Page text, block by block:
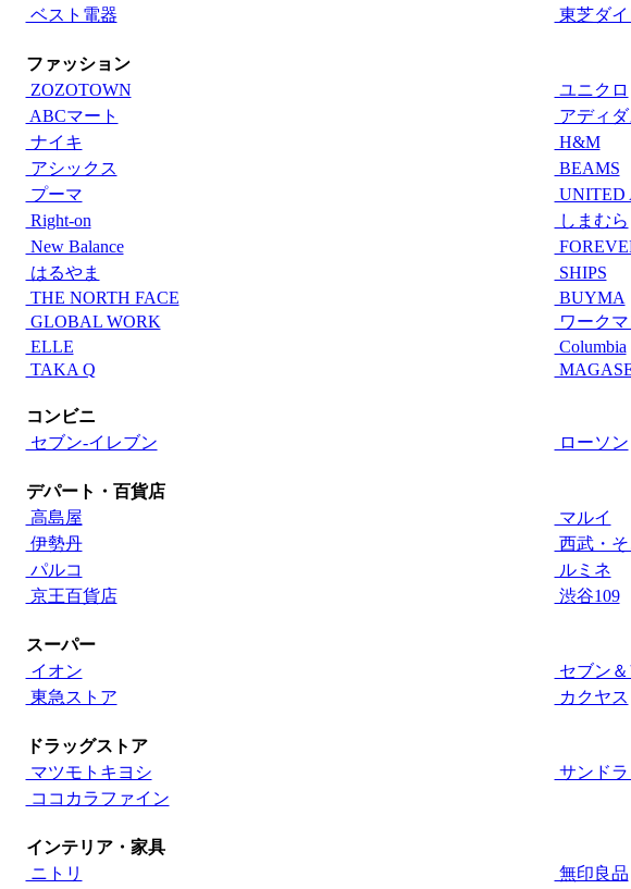
ベスト電器
東芝ダイ
ファッション
ZOZOTOWN
ユニクロ
ABCマート
アディダ
ナイキ
H&M
アシックス
BEAMS
プーマ
UNITED
Right-on
しまむら
New Balance
はるやま
SHIPS
THE NORTH FACE
BUYMA
GLOBAL WORK
ワーク
ELLE
Columbia
TAKA Q
コンビニ
セブン‐イレブン
ローソン
デパート・百貨店
高島屋
マルイ
伊勢丹
西武・そ
パルコ
ルミネ
京王百貨店
渋谷109
スーパー
イオン
セブン＆
東急ストア
カクヤス
ドラッグストア
マツモトキヨシ
サンド
ココカラファイン
インテリア・家具
ニトリ
無印良品